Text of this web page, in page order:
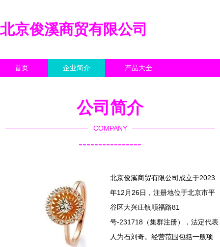
北京俊溪商贸有限公司
首页 企业简介 产品大全
公司简介
COMPANY
----------------
北京俊溪商贸有限公司成立于2023
年12月26日，注册地位于北京市平
谷区大兴庄镇顺福路81
号-231718（集群注册），法定代表
人为石刘奇。经营范围包括一般项